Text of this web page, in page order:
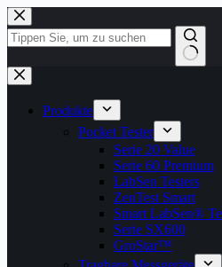
Zum
Inhalt
springen
Keine
Ergebnisse
Produkte
Pocket Tester
Serie 20 Value
Serie 60 Premium
LabSen Testers
ZenTest Smart
Smart LabSen®
Serie SX600
GroStar™